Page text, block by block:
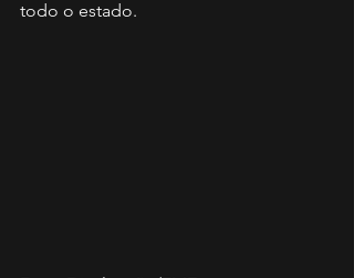
todo o estado.